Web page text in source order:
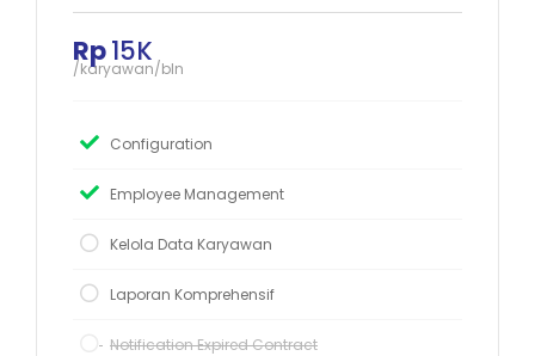
Rp15K
/karyawan/bln
Configuration
Employee Management
Kelola Data Karyawan
Laporan Komprehensif
Notification Expired Contract